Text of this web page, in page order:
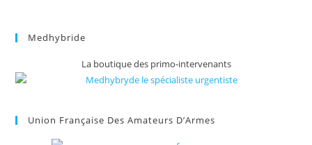
Medhybride
La boutique des primo-intervenants
Union Française Des Amateurs D’Armes